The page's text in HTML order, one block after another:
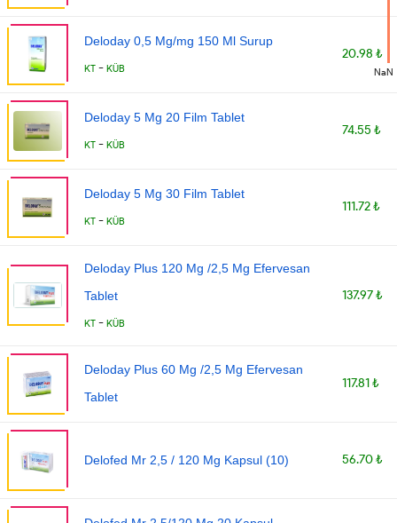
Deloday 0,5 Mg/mg 150 Ml Surup
KT - KÜB
20.98 ₺
Deloday 5 Mg 20 Film Tablet
KT - KÜB
74.55 ₺
Deloday 5 Mg 30 Film Tablet
KT - KÜB
111.72 ₺
Deloday Plus 120 Mg /2,5 Mg Efervesan
Tablet
KT - KÜB
137.97 ₺
Deloday Plus 60 Mg /2,5 Mg Efervesan
Tablet
117.81 ₺
Delofed Mr 2,5 / 120 Mg Kapsul (10) 56.70 ₺
NaN